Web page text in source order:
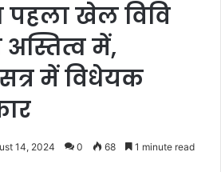
पहला खेल विवि
में,
में विधेयक
14, 2024 0 68 1 minute read